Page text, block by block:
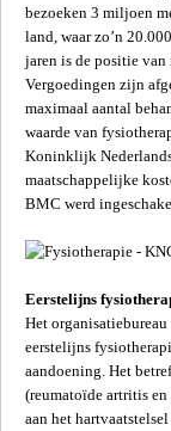
bezoeken 3 miljoen
land, waar zo’n
jaren is de positie
Vergoedingen zijn
maximaal aantal
waarde van
Koninklijk
maatschappelijke
BMC werd
Eerstelijns
Het
eerstelijns
aandoening. Het
(reumatoïde artritis
aan het